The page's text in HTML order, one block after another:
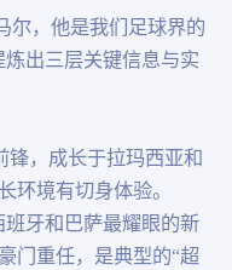
尔，他是我们足球界的
出三层关键信息与实
锋，成长于拉玛西亚和
环境有切身体验。
班牙和巴萨最耀眼的新
门重任，是典型的“超